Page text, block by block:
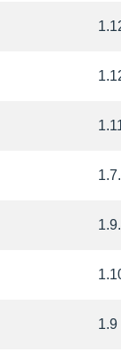
1.9